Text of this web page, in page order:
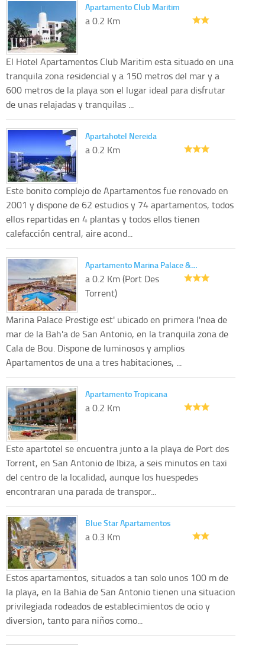
Apartamento Club Maritim
a 0.2 Km
El Hotel Apartamentos Club Maritim esta situado en una
tranquila zona residencial y a 150 metros del mar y a
600 metros de la playa son el lugar ideal para disfrutar
de unas relajadas y tranquilas ...
Apartahotel Nereida
a 0.2 Km
Este bonito complejo de Apartamentos fue renovado en
2001 y dispone de 62 estudios y 74 apartamentos, todos
ellos repartidas en 4 plantas y todos ellos tienen
calefacción central, aire acond...
Apartamento Marina Palace &…
a 0.2 Km (Port Des
Torrent)
Marina Palace Prestige est' ubicado en primera l'nea de
mar de la Bah'a de San Antonio, en la tranquila zona de
Cala de Bou. Dispone de luminosos y amplios
Apartamentos de una a tres habitaciones, ...
Apartamento Tropicana
a 0.2 Km
Este apartotel se encuentra junto a la playa de Port des
Torrent, en San Antonio de Ibiza, a seis minutos en taxi
del centro de la localidad, aunque los huespedes
encontraran una parada de transpor...
Blue Star Apartamentos
a 0.3 Km
Estos apartamentos, situados a tan solo unos 100 m de
la playa, en la Bahia de San Antonio tienen una situacion
privilegiada rodeados de establecimientos de ocio y
diversion, tanto para niños como...